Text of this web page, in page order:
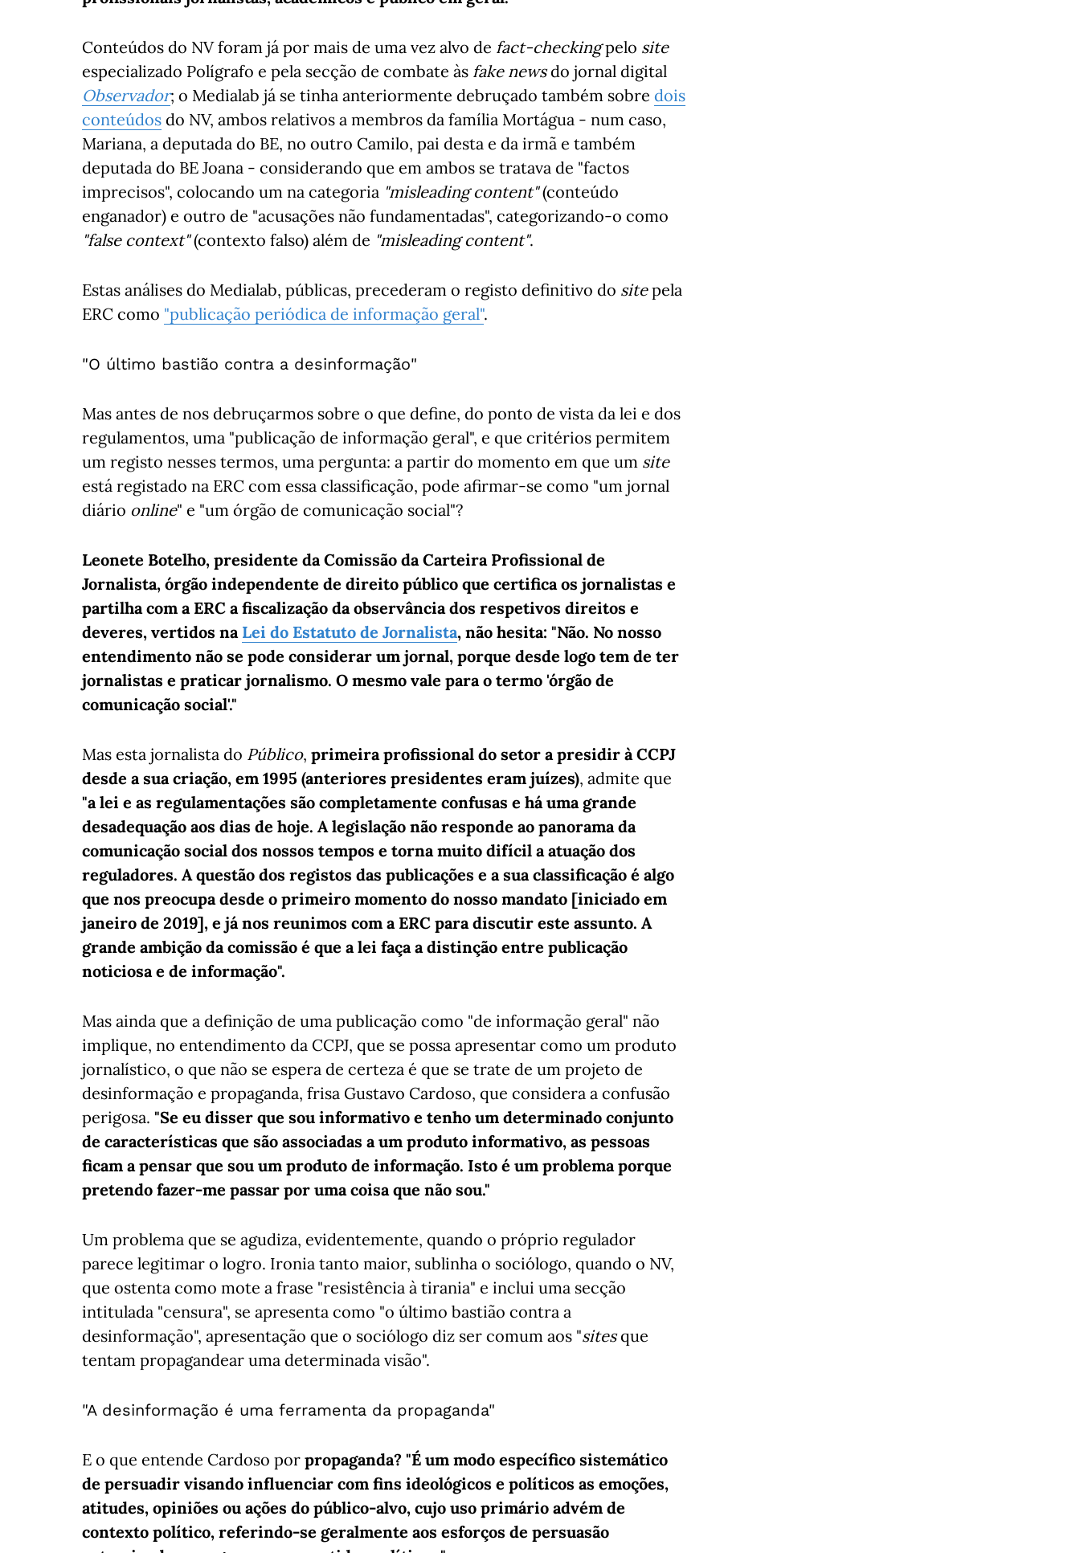
Conteúdos do NV foram já por mais de uma vez alvo de fact-checkingpelo site
especializado Polígrafo e pela secção de combate às fake newsdo jornal digital
Observador; o Medialab já se tinha anteriormente debruçado também sobre dois
conteúdos do NV, ambos relativos a membros da família Mortágua - num caso,
Mariana, a deputada do BE, no outro Camilo, pai desta e da irmã e também
deputada do BE Joana - considerando que em ambos se tratava de "factos
imprecisos", colocando um na categoria "misleading content"(conteúdo
enganador) e outro de "acusações não fundamentadas", categorizando-o como
"false context"(contexto falso) além de "misleading content".
Estas análises do Medialab, públicas, precederam o registo definitivo do sitepela
ERC como "publicação periódica de informação geral".
"O último bastião contra a desinformação"
Mas antes de nos debruçarmos sobre o que define, do ponto de vista da lei e dos
regulamentos, uma "publicação de informação geral", e que critérios permitem
um registo nesses termos, uma pergunta: a partir do momento em que um site
está registado na ERC com essa classificação, pode afirmar-se como "um jornal
diário online" e "um órgão de comunicação social"?
Leonete Botelho, presidente da Comissão da Carteira Profissional de
Jornalista, órgão independente de direito público que certifica os jornalistas e
partilha com a ERC a fiscalização da observância dos respetivos direitos e
deveres, vertidos na Lei do Estatuto de Jornalista, não hesita: "Não. No nosso
entendimento não se pode considerar um jornal, porque desde logo tem de ter
jornalistas e praticar jornalismo. O mesmo vale para o termo 'órgão de
comunicação social'."
Mas esta jornalista do Público, primeira profissional do setor a presidir à CCPJ
desde a sua criação, em 1995 (anteriores presidentes eram juízes), admite que
"a lei e as regulamentações são completamente confusas e há uma grande
desadequação aos dias de hoje. A legislação não responde ao panorama da
comunicação social dos nossos tempos e torna muito difícil a atuação dos
reguladores. A questão dos registos das publicações e a sua classificação é algo
que nos preocupa desde o primeiro momento do nosso mandato [iniciado em
janeiro de 2019], e já nos reunimos com a ERC para discutir este assunto. A
grande ambição da comissão é que a lei faça a distinção entre publicação
noticiosa e de informação".
Mas ainda que a definição de uma publicação como "de informação geral" não
implique, no entendimento da CCPJ, que se possa apresentar como um produto
jornalístico, o que não se espera de certeza é que se trate de um projeto de
desinformação e propaganda, frisa Gustavo Cardoso, que considera a confusão
perigosa. "Se eu disser que sou informativo e tenho um determinado conjunto
de características que são associadas a um produto informativo, as pessoas
ficam a pensar que sou um produto de informação. Isto é um problema porque
pretendo fazer-me passar por uma coisa que não sou."
Um problema que se agudiza, evidentemente, quando o próprio regulador
parece legitimar o logro. Ironia tanto maior, sublinha o sociólogo, quando o NV,
que ostenta como mote a frase "resistência à tirania" e inclui uma secção
intitulada "censura", se apresenta como "o último bastião contra a
desinformação", apresentação que o sociólogo diz ser comum aos "sitesque
tentam propagandear uma determinada visão".
"A desinformação é uma ferramenta da propaganda"
E o que entende Cardoso por propaganda? "É um modo específico sistemático
de persuadir visando influenciar com fins ideológicos e políticos as emoções,
atitudes, opiniões ou ações do público-alvo, cujo uso primário advém de
contexto político, referindo-se geralmente aos esforços de persuasão